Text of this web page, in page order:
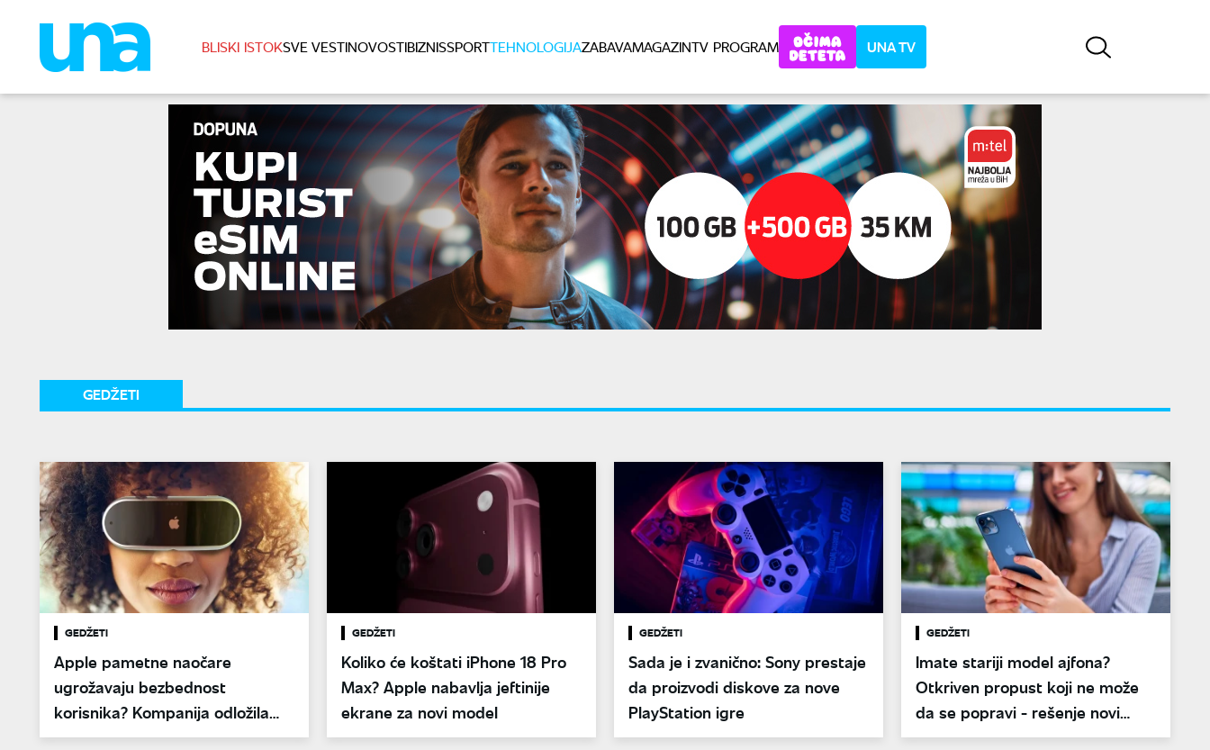
BLISKI ISTOKSVE VESTINOVOSTIBIZNISSPORTTEHNOLOGIJAZABAVAMAGAZINTV PROGRAM UNA TV
GEDŽETI
GEDŽETI
Apple pametne naočare
ugrožavaju bezbednost
korisnika? Kompanija odložila
izlazak novog gedžeta
GEDŽETI
Koliko će koštati iPhone 18 Pro
Max? Apple nabavlja jeftinije
ekrane za novi model
GEDŽETI
Sada je i zvanično: Sony prestaje
da proizvodi diskove za nove
PlayStation igre
GEDŽETI
Imate stariji model ajfona?
Otkriven propust koji ne može
da se popravi - rešenje novi
telefon